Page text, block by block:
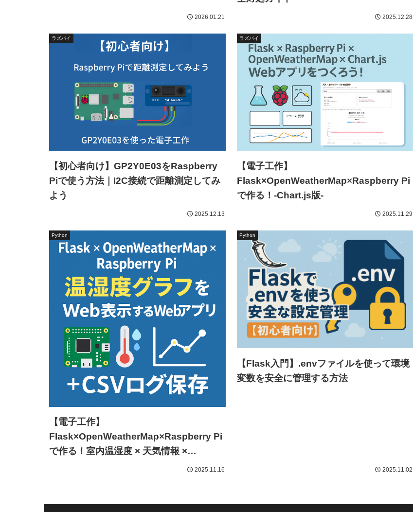
2026.01.21 2025.12.28
ラズパイ
【初心者向け】GP2Y0E03をRaspberry
Piで使う方法｜I2C接続で距離測定してみ
よう
2025.12.13
ラズパイ
【電子工作】
Flask×OpenWeatherMap×Raspberry Pi
で作る！-Chart.js版-
2025.11.29
Python
【電子工作】
Flask×OpenWeatherMap×Raspberry Pi
で作る！室内温湿度 × 天気情報 ×
Matplotlib グラフ × CSVログのWebアプ
2025.11.16
Python
【Flask入門】.envファイルを使って環境
変数を安全に管理する方法
2025.11.02